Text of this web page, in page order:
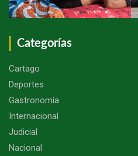
Categorías
Cartago
Deportes
Gastronomía
Internacional
Judicial
Nacional